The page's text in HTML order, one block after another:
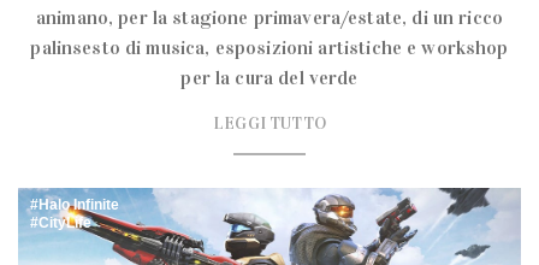
animano, per la stagione primavera/estate, di un ricco
palinsesto di musica, esposizioni artistiche e workshop
per la cura del verde
LEGGI TUTTO
Halo Infinite
CityLife